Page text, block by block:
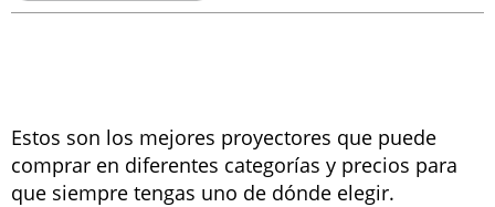
Estos son los mejores proyectores que puede
comprar en diferentes categorías y precios para
que siempre tengas uno de dónde elegir.